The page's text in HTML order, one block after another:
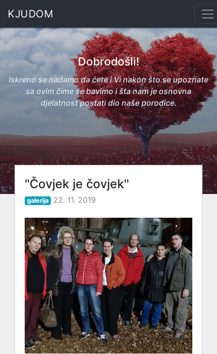
KJUDOM
Dobrodošli!
Iskreno se nadamo da ćete i Vi nakon što se upoznate
sa ovim čime se bavimo i šta nam je osnovna
djelatnost postati dio naše porodice.
''Čovjek je čovjek''
galerija 22. 11. 2019